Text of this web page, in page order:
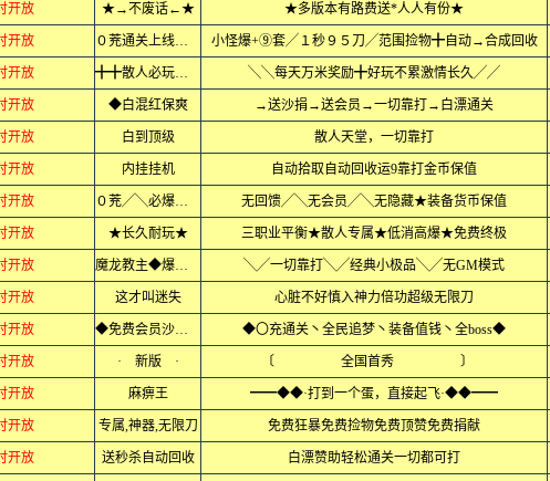
开放 ★→不废话←★ ★多版本有路费送*人人有份★
开放 ０茺通关上线当爷 小怪爆+⑨套╱１秒９５刀╱范围捡物╋自动→合成回收
开放 ╋╋散人必玩╋╋ ╲╲每天万米奖励╋好玩不累激情长久╱╱
开放 ◆白混红保爽 →送沙捐→送会员→一切靠打→白漂通关
开放 白到顶级 散人天堂，一切靠打
开放 内挂挂机 自动拾取自动回收运9靠打金币保值
开放 ０茺╱╲必爆充值 无回馈╱╲无会员╱╲无隐藏★装备货币保值
开放 ★长久耐玩★ 三职业平衡★散人专属★低消高爆★免费终极
开放 魔龙教主◆爆一切 ╲╱一切靠打╲╱经典小极品╲╱无GM模式
开放 这才叫迷失 心脏不好慎入神力倍功超级无限刀
开放 ◆免费会员沙捐◆ ◆〇充通关丶全民追梦丶装备值钱丶全boss◆
开放 · 新版 · 〔 全国首秀 〕
开放 麻痹王 ━━◆◆·打到一个蛋，直接起飞·◆◆━━
开放 专属,神器,无限刀 免费狂暴免费捡物免费顶赞免费捐献
开放 送秒杀自动回收 白漂赞助轻松通关一切都可打